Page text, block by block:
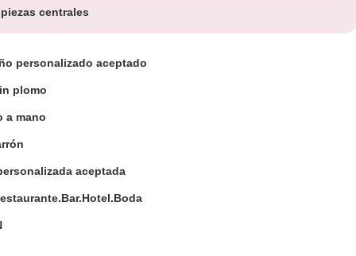
centrales
personalizado aceptado
plomo
a mano
aceptada